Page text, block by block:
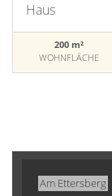
Haus
200 m²
WOHNFLÄCHE
Am Ettersberg